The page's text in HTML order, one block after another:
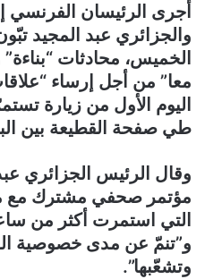
أجرى الرئيسان الفرنسي
والجزائري عبد المجيد
الخميس، محادثات
معا” من أجل إرساء
اليوم الأول من زيارة
طي صفحة القطيعة بين
وقال الرئيس الجزائري
مؤتمر صحفي مشترك مع
التي استمرت أكثر من
و”تنمّ عن مدى خصوصية
وتشعّبها”.